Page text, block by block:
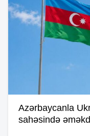
Azərbaycanla
sahəsində